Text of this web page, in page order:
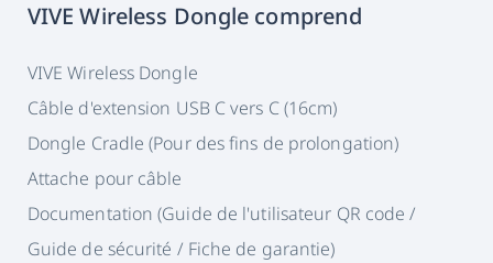
VIVE Wireless Dongle comprend
VIVE Wireless Dongle
Câble d'extension USB C vers C (16cm)
Dongle Cradle (Pour des fins de prolongation)
Attache pour câble
Documentation (Guide de l'utilisateur QR code /
Guide de sécurité / Fiche de garantie)